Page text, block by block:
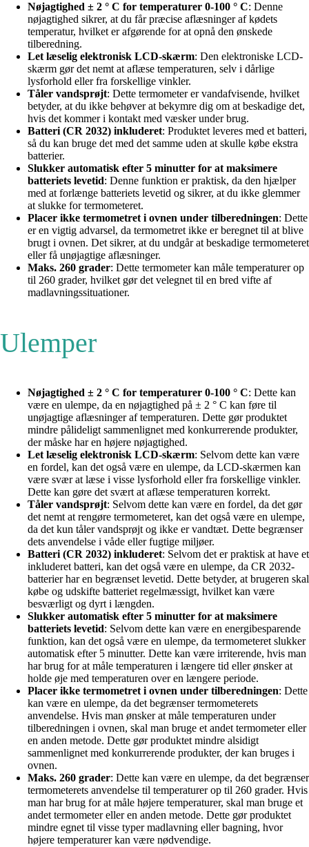
Nøjagtighed ± 2 ° C for temperaturer 0-100 ° C: Denne
nøjagtighed sikrer, at du får præcise aflæsninger af kødets
temperatur, hvilket er afgørende for at opnå den ønskede
tilberedning.
Let læselig elektronisk LCD-skærm: Den elektroniske LCD-
skærm gør det nemt at aflæse temperaturen, selv i dårlige
lysforhold eller fra forskellige vinkler.
Tåler vandsprøjt: Dette termometer er vandafvisende, hvilket
betyder, at du ikke behøver at bekymre dig om at beskadige det,
hvis det kommer i kontakt med væsker under brug.
Batteri (CR 2032) inkluderet: Produktet leveres med et batteri,
så du kan bruge det med det samme uden at skulle købe ekstra
batterier.
Slukker automatisk efter 5 minutter for at maksimere
batteriets levetid: Denne funktion er praktisk, da den hjælper
med at forlænge batteriets levetid og sikrer, at du ikke glemmer
at slukke for termometeret.
Placer ikke termometret i ovnen under tilberedningen: Dette
er en vigtig advarsel, da termometret ikke er beregnet til at blive
brugt i ovnen. Det sikrer, at du undgår at beskadige termometeret
eller få unøjagtige aflæsninger.
Maks. 260 grader: Dette termometer kan måle temperaturer op
til 260 grader, hvilket gør det velegnet til en bred vifte af
madlavningssituationer.
Ulemper
Nøjagtighed ± 2 ° C for temperaturer 0-100 ° C: Dette kan
være en ulempe, da en nøjagtighed på ± 2 ° C kan føre til
unøjagtige aflæsninger af temperaturen. Dette gør produktet
mindre pålideligt sammenlignet med konkurrerende produkter,
der måske har en højere nøjagtighed.
Let læselig elektronisk LCD-skærm: Selvom dette kan være
en fordel, kan det også være en ulempe, da LCD-skærmen kan
være svær at læse i visse lysforhold eller fra forskellige vinkler.
Dette kan gøre det svært at aflæse temperaturen korrekt.
Tåler vandsprøjt: Selvom dette kan være en fordel, da det gør
det nemt at rengøre termometeret, kan det også være en ulempe,
da det kun tåler vandsprøjt og ikke er vandtæt. Dette begrænser
dets anvendelse i våde eller fugtige miljøer.
Batteri (CR 2032) inkluderet: Selvom det er praktisk at have et
inkluderet batteri, kan det også være en ulempe, da CR 2032-
batterier har en begrænset levetid. Dette betyder, at brugeren skal
købe og udskifte batteriet regelmæssigt, hvilket kan være
besværligt og dyrt i længden.
Slukker automatisk efter 5 minutter for at maksimere
batteriets levetid: Selvom dette kan være en energibesparende
funktion, kan det også være en ulempe, da termometeret slukker
automatisk efter 5 minutter. Dette kan være irriterende, hvis man
har brug for at måle temperaturen i længere tid eller ønsker at
holde øje med temperaturen over en længere periode.
Placer ikke termometret i ovnen under tilberedningen: Dette
kan være en ulempe, da det begrænser termometerets
anvendelse. Hvis man ønsker at måle temperaturen under
tilberedningen i ovnen, skal man bruge et andet termometer eller
en anden metode. Dette gør produktet mindre alsidigt
sammenlignet med konkurrerende produkter, der kan bruges i
ovnen.
Maks. 260 grader: Dette kan være en ulempe, da det begrænser
termometerets anvendelse til temperaturer op til 260 grader. Hvis
man har brug for at måle højere temperaturer, skal man bruge et
andet termometer eller en anden metode. Dette gør produktet
mindre egnet til visse typer madlavning eller bagning, hvor
højere temperaturer kan være nødvendige.